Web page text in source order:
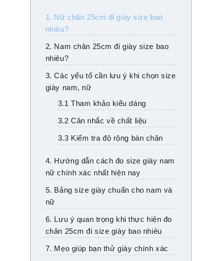
1. Nữ chân 25cm đi giày size bao
nhiêu?
2. Nam chân 25cm đi giày size bao
nhiêu?
3. Các yếu tố cần lưu ý khi chọn size
giày nam, nữ
3.1 Tham khảo kiểu dáng
3.2 Cân nhắc về chất liệu
3.3 Kiểm tra độ rộng bàn chân
4. Hướng dẫn cách đo size giày nam
nữ chính xác nhất hiện nay
5. Bảng size giày chuẩn cho nam và
nữ
6. Lưu ý quan trọng khi thực hiện đo
chân 25cm đi size giày bao nhiêu
7. Mẹo giúp bạn thử giày chính xác